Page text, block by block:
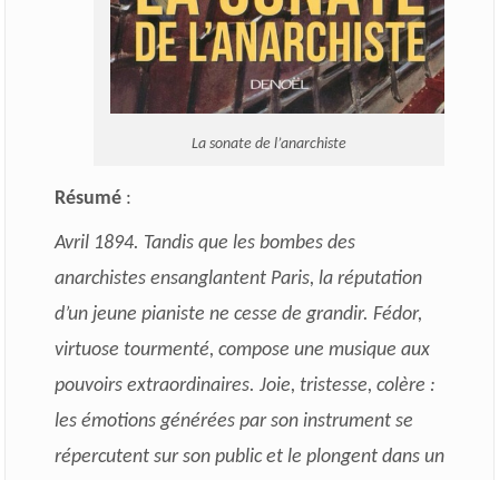
La sonate de l’anarchiste
Résumé:
Avril 1894. Tandis que les bombes des
anarchistes ensanglantent Paris, la réputation
d’un jeune pianiste ne cesse de grandir. Fédor,
virtuose tourmenté, compose une musique aux
pouvoirs extraordinaires. Joie, tristesse, colère :
les émotions générées par son instrument se
répercutent sur son public et le plongent dans un